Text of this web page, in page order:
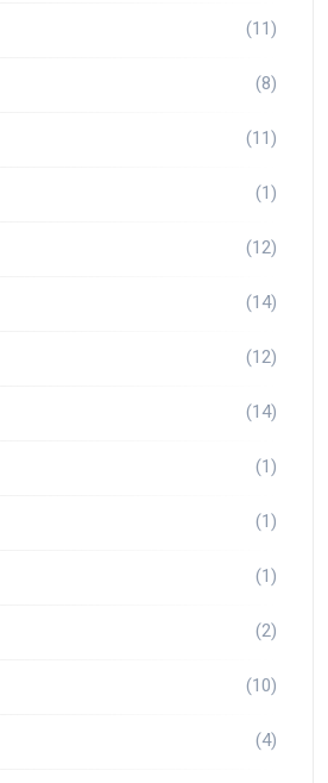
(11)
(8)
(11)
(1)
(12)
(14)
(12)
(14)
(1)
(1)
(1)
(2)
(10)
(4)